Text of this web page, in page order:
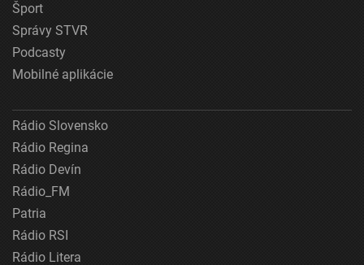
Šport
Správy STVR
Podcasty
Mobilné aplikácie
Rádio Slovensko
Rádio Regina
Rádio Devín
Rádio_FM
Patria
Rádio RSI
Rádio Litera